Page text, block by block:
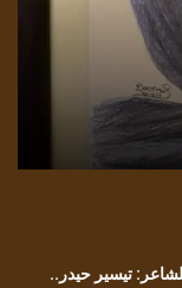
تيسير حيدر..